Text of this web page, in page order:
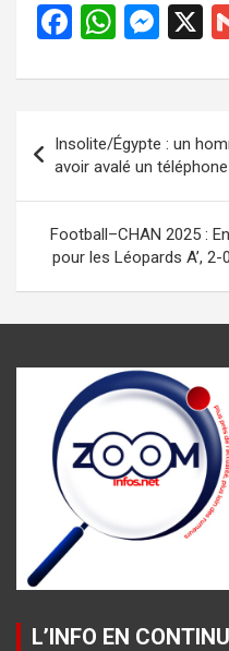
F
ce
b
o
o
k
W
at
s
A
p
p
M
se
g
er
X
Navigation
de
l’article
Insolite/Égypte : un
avoir avalé un
Football–CHAN 2025 :
pour les Léopards A’,
L’INFO EN CONTINU